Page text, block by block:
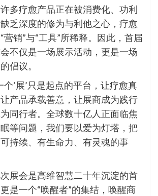
多疗愈产品正在被消费化、功利
乏深度的修为与利他之心，疗愈
营销”与“工具”所稀释。因此，首届
不仅是一场展示活动，更是一场
倡议。
个‘展’只是起点的平台，让疗愈真
产品承载善意，让展商成为践行
同行者。全球数十亿人正面临焦
等问题，我们要以爱为灯塔，把
持续、有生命力、有灵魂的事
展会是高维智慧二十年沉淀的首
是一个“唤醒者”的集结，唤醒商